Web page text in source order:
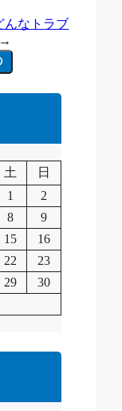
んなトラブ
→
土
日
1
2
8
9
15
16
22
23
29
30